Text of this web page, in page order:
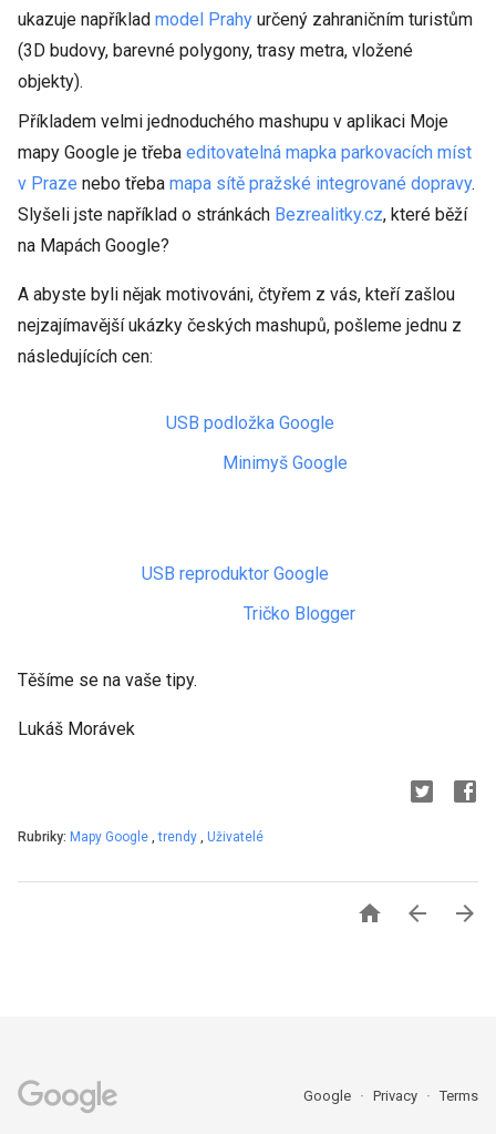
ukazuje například model Prahy určený zahraničním turistům
(3D budovy, barevné polygony, trasy metra, vložené
objekty).
Příkladem velmi jednoduchého mashupu v aplikaci Moje
mapy Google je třeba editovatelná mapka parkovacích míst
v Praze nebo třeba mapa sítě pražské integrované dopravy.
Slyšeli jste například o stránkách Bezrealitky.cz, které běží
na Mapách Google?
A abyste byli nějak motivováni, čtyřem z vás, kteří zašlou
nejzajímavější ukázky českých mashupů, pošleme jednu z
následujících cen:
USB podložka Google
Minimyš Google
USB reproduktor Google
Tričko Blogger
Těšíme se na vaše tipy.
Lukáš Morávek
Rubriky: Mapy Google ,trendy , Uživatelé
  
Google Privacy Terms